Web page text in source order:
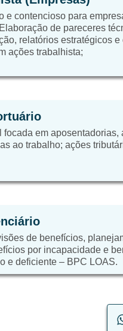
e contencioso para
de pareceres
relatórios estratégicos e
ações trabalhista;
em aposentadorias,
ao trabalho; ações
de benefícios,
por incapacidade e
e deficiente – BPC LOAS.